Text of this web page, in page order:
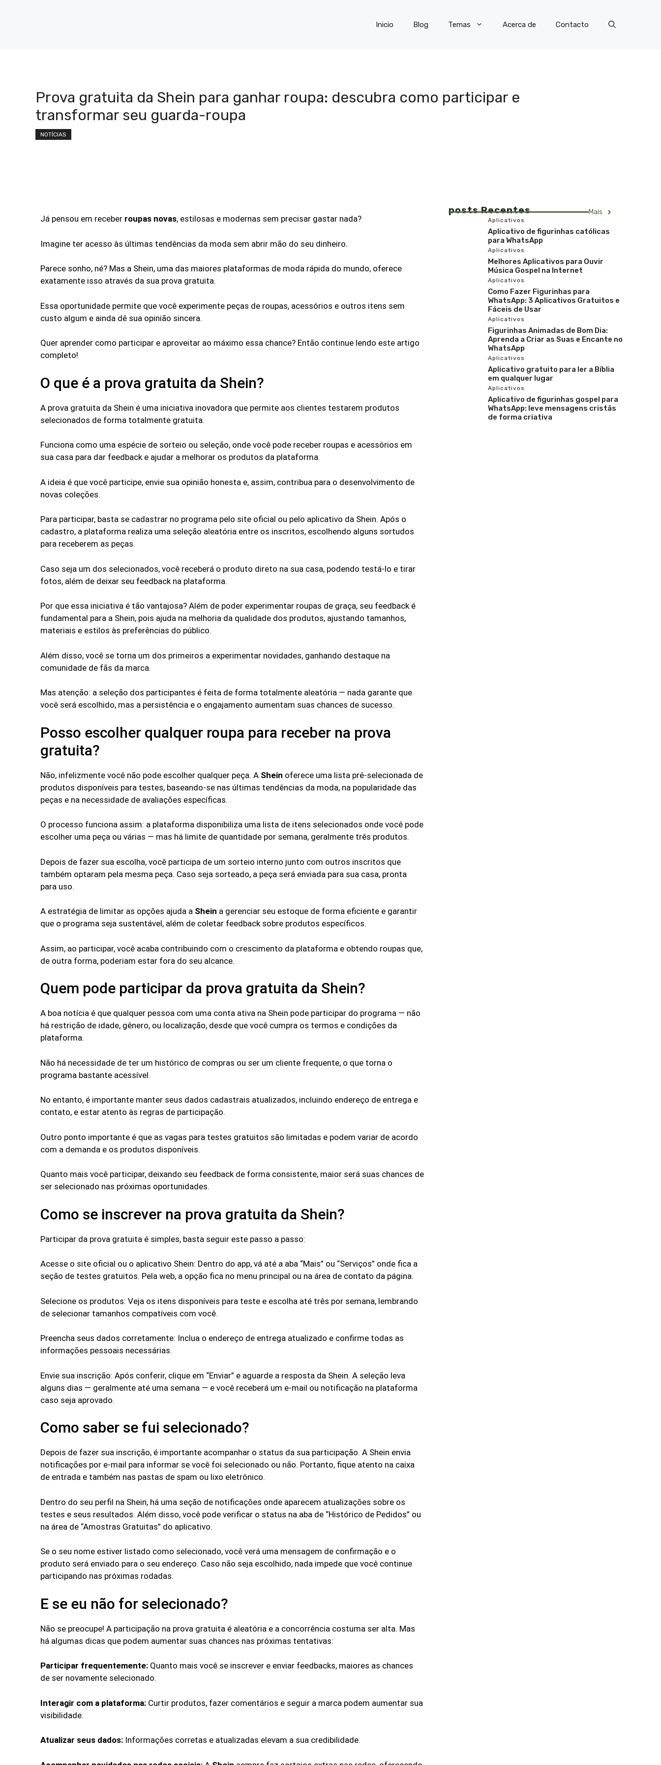
Inicio Blog Temas Acerca de Contacto
Prova gratuita da Shein para ganhar roupa: descubra como participar e
transformar seu guarda-roupa
NOTÍCIAS
Já pensou em receber roupas novas, estilosas e modernas sem precisar gastar nada?
Imagine ter acesso às últimas tendências da moda sem abrir mão do seu dinheiro.
Parece sonho, né? Mas a Shein, uma das maiores plataformas de moda rápida do mundo, oferece
exatamente isso através da sua prova gratuita.
Essa oportunidade permite que você experimente peças de roupas, acessórios e outros itens sem
custo algum e ainda dê sua opinião sincera.
Quer aprender como participar e aproveitar ao máximo essa chance? Então continue lendo este artigo
completo!
O que é a prova gratuita da Shein?
A prova gratuita da Shein é uma iniciativa inovadora que permite aos clientes testarem produtos
selecionados de forma totalmente gratuita.
Funciona como uma espécie de sorteio ou seleção, onde você pode receber roupas e acessórios em
sua casa para dar feedback e ajudar a melhorar os produtos da plataforma.
A ideia é que você participe, envie sua opinião honesta e, assim, contribua para o desenvolvimento de
novas coleções.
Para participar, basta se cadastrar no programa pelo site oficial ou pelo aplicativo da Shein. Após o
cadastro, a plataforma realiza uma seleção aleatória entre os inscritos, escolhendo alguns sortudos
para receberem as peças.
Caso seja um dos selecionados, você receberá o produto direto na sua casa, podendo testá-lo e tirar
fotos, além de deixar seu feedback na plataforma.
Por que essa iniciativa é tão vantajosa? Além de poder experimentar roupas de graça, seu feedback é
fundamental para a Shein, pois ajuda na melhoria da qualidade dos produtos, ajustando tamanhos,
materiais e estilos às preferências do público.
Além disso, você se torna um dos primeiros a experimentar novidades, ganhando destaque na
comunidade de fãs da marca.
Mas atenção: a seleção dos participantes é feita de forma totalmente aleatória — nada garante que
você será escolhido, mas a persistência e o engajamento aumentam suas chances de sucesso.
Posso escolher qualquer roupa para receber na prova
gratuita?
Não, infelizmente você não pode escolher qualquer peça. A Shein oferece uma lista pré-selecionada de
produtos disponíveis para testes, baseando-se nas últimas tendências da moda, na popularidade das
peças e na necessidade de avaliações específicas.
O processo funciona assim: a plataforma disponibiliza uma lista de itens selecionados onde você pode
escolher uma peça ou várias — mas há limite de quantidade por semana, geralmente três produtos.
Depois de fazer sua escolha, você participa de um sorteio interno junto com outros inscritos que
também optaram pela mesma peça. Caso seja sorteado, a peça será enviada para sua casa, pronta
para uso.
A estratégia de limitar as opções ajuda a Shein a gerenciar seu estoque de forma eficiente e garantir
que o programa seja sustentável, além de coletar feedback sobre produtos específicos.
Assim, ao participar, você acaba contribuindo com o crescimento da plataforma e obtendo roupas que,
de outra forma, poderiam estar fora do seu alcance.
Quem pode participar da prova gratuita da Shein?
A boa notícia é que qualquer pessoa com uma conta ativa na Shein pode participar do programa — não
há restrição de idade, gênero, ou localização, desde que você cumpra os termos e condições da
plataforma.
Não há necessidade de ter um histórico de compras ou ser um cliente frequente, o que torna o
programa bastante acessível.
No entanto, é importante manter seus dados cadastrais atualizados, incluindo endereço de entrega e
contato, e estar atento às regras de participação.
Outro ponto importante é que as vagas para testes gratuitos são limitadas e podem variar de acordo
com a demanda e os produtos disponíveis.
Quanto mais você participar, deixando seu feedback de forma consistente, maior será suas chances de
ser selecionado nas próximas oportunidades.
Como se inscrever na prova gratuita da Shein?
Participar da prova gratuita é simples, basta seguir este passo a passo:
Acesse o site oficial ou o aplicativo Shein: Dentro do app, vá até a aba “Mais” ou “Serviços” onde fica a
seção de testes gratuitos. Pela web, a opção fica no menu principal ou na área de contato da página.
Selecione os produtos: Veja os itens disponíveis para teste e escolha até três por semana, lembrando
de selecionar tamanhos compatíveis com você.
Preencha seus dados corretamente: Inclua o endereço de entrega atualizado e confirme todas as
informações pessoais necessárias.
Envie sua inscrição: Após conferir, clique em “Enviar” e aguarde a resposta da Shein. A seleção leva
alguns dias — geralmente até uma semana — e você receberá um e-mail ou notificação na plataforma
caso seja aprovado.
Como saber se fui selecionado?
Depois de fazer sua inscrição, é importante acompanhar o status da sua participação. A Shein envia
notificações por e-mail para informar se você foi selecionado ou não. Portanto, fique atento na caixa
de entrada e também nas pastas de spam ou lixo eletrônico.
Dentro do seu perfil na Shein, há uma seção de notificações onde aparecem atualizações sobre os
testes e seus resultados. Além disso, você pode verificar o status na aba de “Histórico de Pedidos” ou
na área de “Amostras Gratuitas” do aplicativo.
Se o seu nome estiver listado como selecionado, você verá uma mensagem de confirmação e o
produto será enviado para o seu endereço. Caso não seja escolhido, nada impede que você continue
participando nas próximas rodadas.
E se eu não for selecionado?
Não se preocupe! A participação na prova gratuita é aleatória e a concorrência costuma ser alta. Mas
há algumas dicas que podem aumentar suas chances nas próximas tentativas:
Participar frequentemente: Quanto mais você se inscrever e enviar feedbacks, maiores as chances
de ser novamente selecionado.
Interagir com a plataforma: Curtir produtos, fazer comentários e seguir a marca podem aumentar sua
visibilidade.
Atualizar seus dados: Informações corretas e atualizadas elevam a sua credibilidade.
posts Recentes Mais
Aplicativos
Aplicativo de figurinhas católicas
para WhatsApp
Aplicativos
Melhores Aplicativos para Ouvir
Música Gospel na Internet
Aplicativos
Como Fazer Figurinhas para
WhatsApp: 3 Aplicativos Gratuitos e
Fáceis de Usar
Aplicativos
Figurinhas Animadas de Bom Dia:
Aprenda a Criar as Suas e Encante no
WhatsApp
Aplicativos
Aplicativo gratuito para ler a Bíblia
em qualquer lugar
Aplicativos
Aplicativo de figurinhas gospel para
WhatsApp: leve mensagens cristãs
de forma criativa